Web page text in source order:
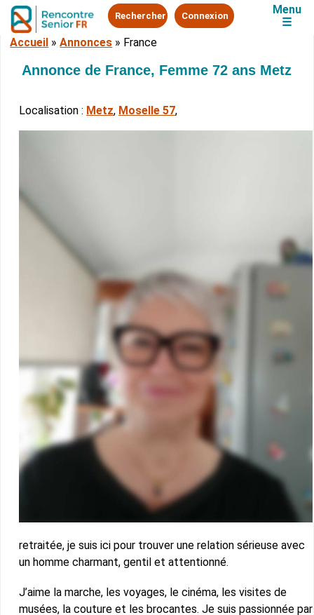
Rechercher Connexion
Menu
☰
Accueil »Annonces » France
Annonce de France, Femme 72 ans Metz
Localisation : Metz, Moselle 57,
retraitée, je suis ici pour trouver une relation sérieuse avec
un homme charmant, gentil et attentionné.
J’aime la marche, les voyages, le cinéma, les visites de
musées, la couture et les brocantes. Je suis passionnée par